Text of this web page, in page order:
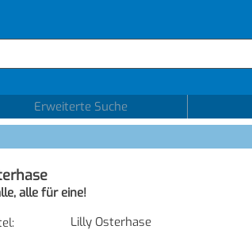
Erweiterte Suche
alle für eine!
:
Lilly Osterhase